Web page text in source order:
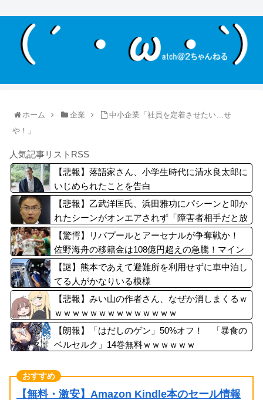
ホーム 企業
中小企業「社員を定着させたい…せ
や！」
人気記事リストRSS
【悲報】落語家さん、小学生時代に清水良太郎に
いじめられたことを告白
【悲報】乙武洋匡氏、浜田雅功にパシーンと叩か
れたシーンがオンエアされず「障害者相手だと放
送されなくなる。俺、逆差別だと思って」
【驚愕】リバプールとアーセナルが争奪戦か！
佐野海舟の移籍金は108億円超えの急騰！マイン
ツ幹部も認める衝撃オファーの可能性
【謎】熊本であえて避難所を利用せずに車中泊し
てる人がかなりいる模様
【悲報】みい山の作者さん、なぜか消しまくるｗ
ｗｗｗｗｗｗｗｗｗｗｗｗｗｗ
【朗報】「はだしのゲン」50%オフ！ 「暴食の
ベルセルク」14巻無料ｗｗｗｗｗｗ
【無料・激安】Amazon Kindle本のセール情報